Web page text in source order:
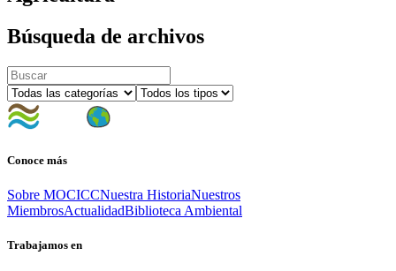
Búsqueda de archivos
Conoce más
Sobre MOCICCNuestra HistoriaNuestros
MiembrosActualidadBiblioteca Ambiental
Trabajamos en